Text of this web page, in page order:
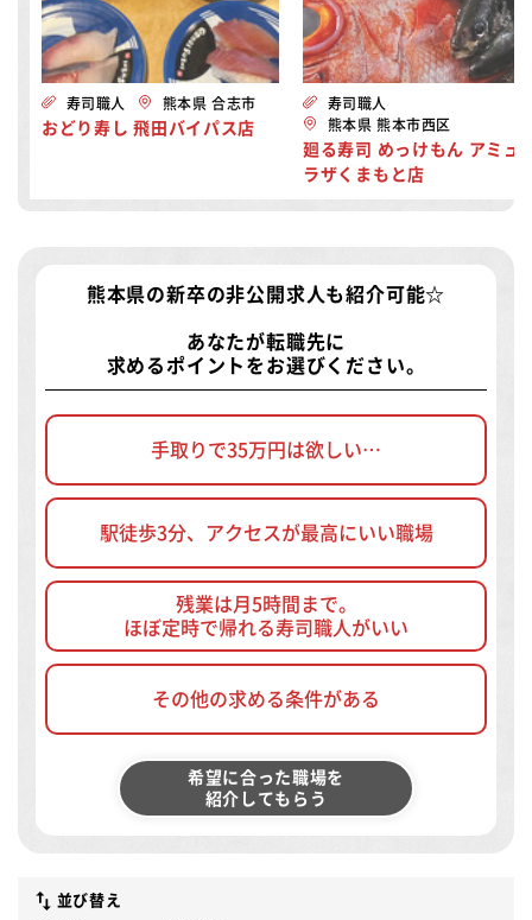
寿司職人 熊本県 合志市
おどり寿し 飛田バイパス店
寿司職人
熊本県 熊本市西区
廻る寿司 めっけもん アミュ
ラザくまもと店
熊本県の新卒の非公開求人 も紹介可能☆
あなたが転職先に
求めるポイントをお選びください。
手取りで35万円は欲しい…
駅徒歩3分、アクセスが最高にいい職場
残業は月5時間まで。
ほぼ定時で帰れる寿司職人がいい
その他の求める条件がある
希望に合った職場を
紹介してもらう
並び替え